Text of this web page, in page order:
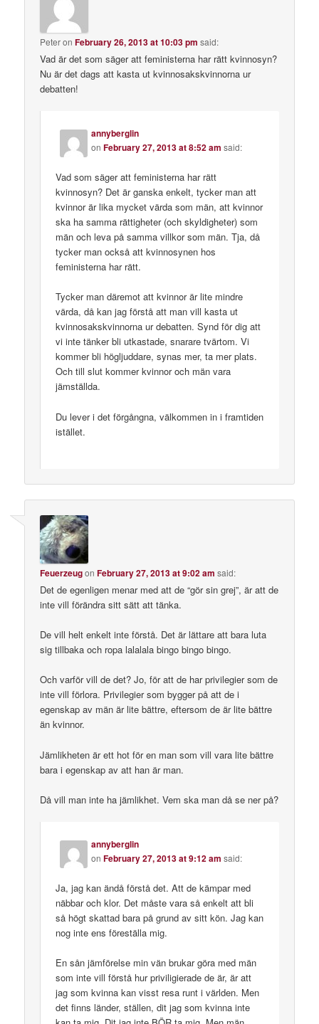
PeteronFebruary 26, 2013 at 10:03 pm said:
Vad är det som säger att feministerna har rätt kvinnosyn?
Nu är det dags att kasta ut kvinnosakskvinnorna ur
debatten!
annyberglin
onFebruary 27, 2013 at 8:52 am said:
Vad som säger att feministerna har rätt
kvinnosyn? Det är ganska enkelt, tycker man att
kvinnor är lika mycket värda som män, att kvinnor
ska ha samma rättigheter (och skyldigheter) som
män och leva på samma villkor som män. Tja, då
tycker man också att kvinnosynen hos
feministerna har rätt.
Tycker man däremot att kvinnor är lite mindre
värda, då kan jag förstå att man vill kasta ut
kvinnosakskvinnorna ur debatten. Synd för dig att
vi inte tänker bli utkastade, snarare tvärtom. Vi
kommer bli högljuddare, synas mer, ta mer plats.
Och till slut kommer kvinnor och män vara
jämställda.
Du lever i det förgångna, välkommen in i framtiden
istället.
FeuerzeugonFebruary 27, 2013 at 9:02 am said:
Det de egenligen menar med att de “gör sin grej”, är att de
inte vill förändra sitt sätt att tänka.
De vill helt enkelt inte förstå. Det är lättare att bara luta
sig tillbaka och ropa lalalala bingo bingo bingo.
Och varför vill de det? Jo, för att de har privilegier som de
inte vill förlora. Privilegier som bygger på att de i
egenskap av män är lite bättre, eftersom de är lite bättre
än kvinnor.
Jämlikheten är ett hot för en man som vill vara lite bättre
bara i egenskap av att han är man.
Då vill man inte ha jämlikhet. Vem ska man då se ner på?
annyberglin
onFebruary 27, 2013 at 9:12 am said:
Ja, jag kan ändå förstå det. Att de kämpar med
näbbar och klor. Det måste vara så enkelt att bli
så högt skattad bara på grund av sitt kön. Jag kan
nog inte ens föreställa mig.
En sån jämförelse min vän brukar göra med män
som inte vill förstå hur priviligierade de är, är att
jag som kvinna kan visst resa runt i världen. Men
det finns länder, ställen, dit jag som kvinna inte